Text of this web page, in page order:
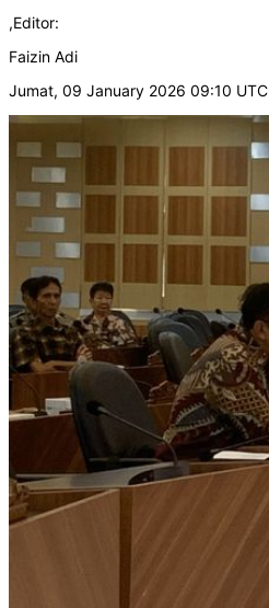
,Editor:
Faizin Adi
Jumat, 09 January 2026 09:10 UTC